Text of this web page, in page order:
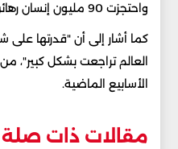
واحتجزت 90 مليون إنسان رهائن".
كما أشار إلى أن "قدرتها على
العالم تراجعت بشكل كبير"،
الأسابيع الماضية.
مقالات ذات صلة